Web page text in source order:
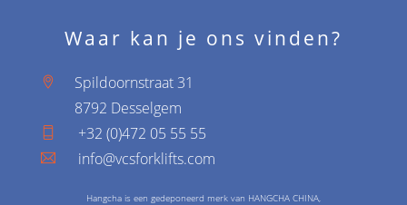
Waar kan je ons vinden?
Spildoornstraat 31
8792 Desselgem
+32 (0)472 05 55 55
info@vcsforklifts.com
Hangcha is een gedeponeerd merk van HANGCHA CHINA,